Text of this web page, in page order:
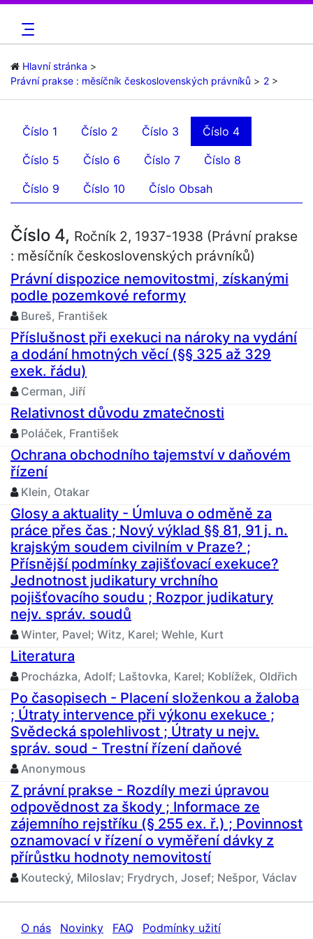
Hlavní stránka
Právní prakse : měsíčník československých právníků
2
Číslo 1 Číslo 2 Číslo 3 Číslo 4
Číslo 5 Číslo 6 Číslo 7 Číslo 8
Číslo 9 Číslo 10 Číslo Obsah
Číslo 4, Ročník 2, 1937-1938 (Právní prakse
: měsíčník československých právníků)
Právní dispozice nemovitostmi, získanými
podle pozemkové reformy
Bureš, František
Příslušnost při exekuci na nároky na vydání
a dodání hmotných věcí (§§ 325 až 329
exek. řádu)
Cerman, Jiří
Relativnost důvodu zmatečnosti
Poláček, František
Ochrana obchodního tajemství v daňovém
řízení
Klein, Otakar
Glosy a aktuality - Úmluva o odměně za
práce přes čas ; Nový výklad §§ 81, 91 j. n.
krajským soudem civilním v Praze? ;
Přísnější podmínky zajišťovací exekuce?
Jednotnost judikatury vrchního
pojišťovacího soudu ; Rozpor judikatury
nejv. správ. soudů
Winter, Pavel; Witz, Karel; Wehle, Kurt
Literatura
Procházka, Adolf; Laštovka, Karel; Koblížek, Oldřich
Po časopisech - Placení složenkou a žaloba
; Útraty intervence při výkonu exekuce ;
Svědecká spolehlivost ; Útraty u nejv.
správ. soud - Trestní řízení daňové
Anonymous
Z právní prakse - Rozdíly mezi úpravou
odpovědnost za škody ; Informace ze
zájemního rejstříku (§ 255 ex. ř.) ; Povinnost
oznamovací v řízení o vyměření dávky z
přírůstku hodnoty nemovitostí
Koutecký, Miloslav; Frydrych, Josef; Nešpor, Václav
O nás Novinky FAQ Podmínky užití